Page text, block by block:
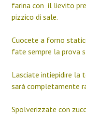
farina con il lievito
pizzico di sale.
Cuocete a forno
fate sempre la prova
Lasciate intiepidire la
sarà completamente
Spolverizzate con